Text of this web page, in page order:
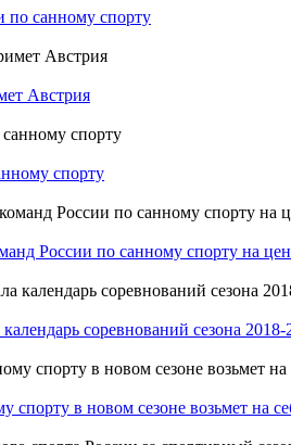
санному спорту
Австрия
спорту
России по санному спорту на
соревнований сезона 2018-
спорту в новом сезоне возьмет на